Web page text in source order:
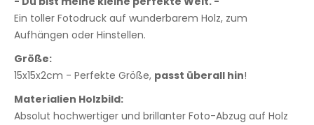
Ein toller Fotodruck auf wunderbarem Holz, zum
Aufhängen oder Hinstellen.
Größe:
15x15x2cm - Perfekte Größe, passt überall hin!
Materialien Holzbild:
Absolut hochwertiger und brillanter Foto-Abzug auf Holz